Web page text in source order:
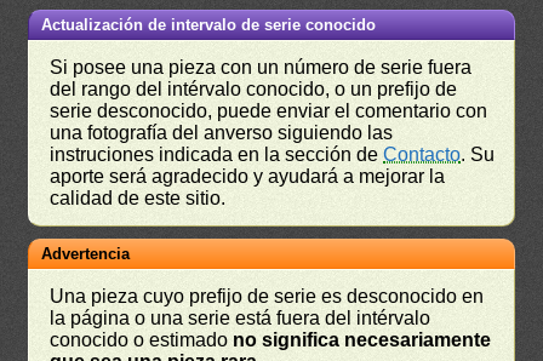
Actualización de intervalo de serie conocido
Si posee una pieza con un número de serie fuera
del rango del intérvalo conocido, o un prefijo de
serie desconocido, puede enviar el comentario con
una fotografía del anverso siguiendo las
instruciones indicada en la sección deContacto. Su
aporte será agradecido y ayudará a mejorar la
calidad de este sitio.
Advertencia
Una pieza cuyo prefijo de serie es desconocido en
la página o una serie está fuera del intérvalo
conocido o estimado no significa necesariamente